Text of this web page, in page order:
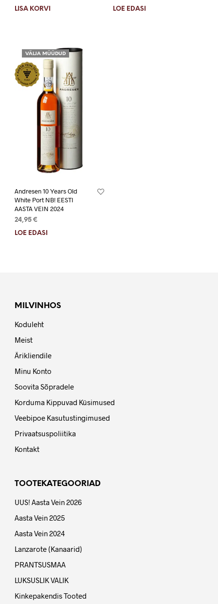
LISA KORVI LOE EDASI
VÄLJA MÜÜDUD
Andresen 10 Years Old
White Port NB! EESTI
AASTA VEIN 2024
24,95 €
LOE EDASI
MILVINHOS
Koduleht
Meist
Ärikliendile
Minu Konto
Soovita Sõpradele
Korduma Kippuvad Küsimused
Veebipoe Kasutustingimused
Privaatsuspoliitika
Kontakt
TOOTEKATEGOORIAD
UUS! Aasta Vein 2026
Aasta Vein 2025
Aasta Vein 2024
Lanzarote (Kanaarid)
PRANTSUSMAA
LUKSUSLIK VALIK
Kinkepakendis Tooted